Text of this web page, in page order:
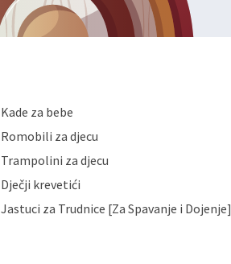
Kade za bebe
Romobili za djecu
Trampolini za djecu
Dječji krevetići
Jastuci za Trudnice [Za Spavanje i Dojenje]